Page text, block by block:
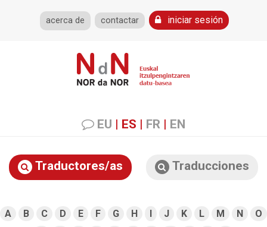
acerca de contactar iniciar sesión
EU | ES | FR | EN
Traductores/as Traducciones
A B C D E F G H I J K L M N
O